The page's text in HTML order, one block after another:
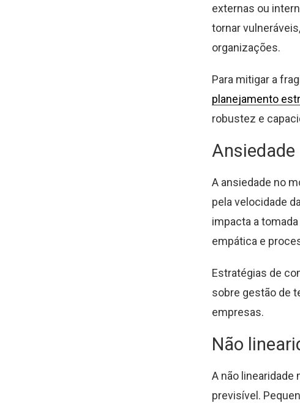
externas ou
tornar
organizações.
Para mitigar a
planejamento
robustez e
Ansiedade
A ansiedade no
pela velocidade
impacta a
empática e
Estratégias de
sobre gestão de
empresas.
Não
A não
previsível.